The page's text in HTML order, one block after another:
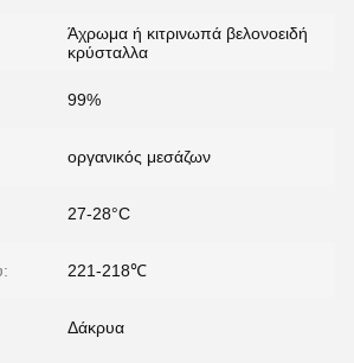
Άχρωμα ή κιτρινωπά βελονοειδή
κρύσταλλα
99%
οργανικός μεσάζων
27-28°C
221-218℃
Δάκρυα